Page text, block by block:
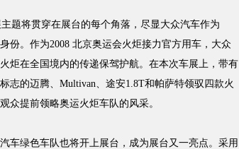
将贯穿在展台的每个角落，尽显大众汽车作为
份。作为2008 北京奥运会火炬接力官方用车，大众
炬在全国境内的传递保驾护航。在本次车展上，带有
志的迈腾、Multivan、途安1.8T和帕萨特领驭四款火
众提前领略奥运火炬车队的风采。
绿色车队也将开上展台，成为展台又一亮点。采用